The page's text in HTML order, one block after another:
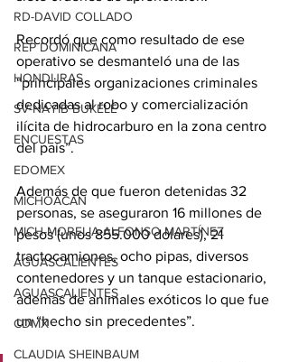
RD-DAVID COLLADO
REP DOMINICANA
HONDURAS
SV-NAYIB BUKELE
ENCUESTAS
EDOMEX
MICHOACÁN
MICH-MORELIA-ALFONSO MARTÍNEZ
AGUASCALIENTES
AGUASCALIENTES
CDMX
CLAUDIA SHEINBAUM
Recordó que como resultado de ese
operativo se desmanteló una de las
“principales organizaciones criminales
dedicadas al robo y comercialización
ilícita de hidrocarburo en la zona centro
del país”.
Además de que fueron detenidas 32
personas, se aseguraron 16 millones de
pesos (unos 855.000 dólares), 21
tractocamiones, ocho pipas, diversos
contenedores y un tanque estacionario,
además de animales exóticos lo que fue
un “hecho sin precedentes”.